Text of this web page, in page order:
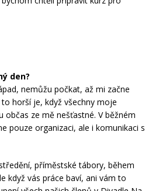
den?
nemůžu počkat, až mi začne
horší je, když všechny moje
občas ze mě nešťastné. V běžném
pouze organizaci, ale i komunikaci s
příměstské tábory, během
když vás práce baví, ani vám to